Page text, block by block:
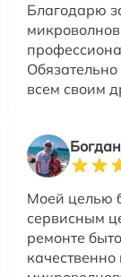
Благодарю
всем своим
Моей целью
сервисным
ремонте